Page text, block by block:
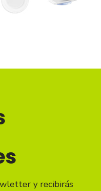
y recibirás